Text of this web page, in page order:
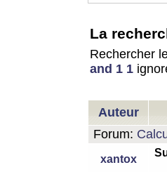
La
Rechercher
and 1 1
Auteur
Forum:
xantox